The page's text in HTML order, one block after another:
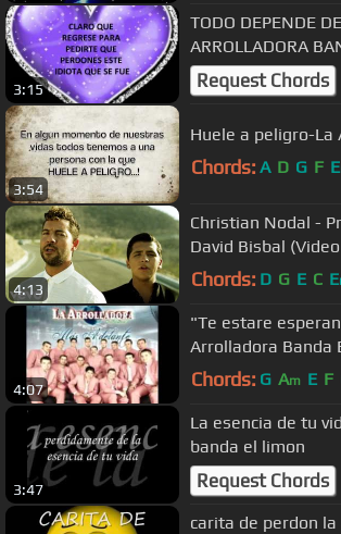
3:15
TODO DEPENDE
ARROLLADORA
Request Chords
3:54
Huele a peligro-La
Chords: A D G F E
4:13
Christian Nodal -
David Bisbal
Chords: D G E C E
4:07
"Te estare
Arrolladora Banda
Chords: G Am E F
3:47
La esencia de tu
banda el limon
Request Chords
carita de perdon